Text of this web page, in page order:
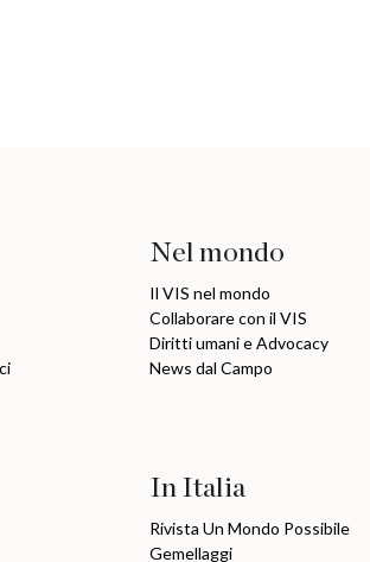
Nel mondo
Il VIS nel mondo
Collaborare con il VIS
Diritti umani e Advocacy
News dal Campo
In Italia
Rivista Un Mondo Possibile
Gemellaggi